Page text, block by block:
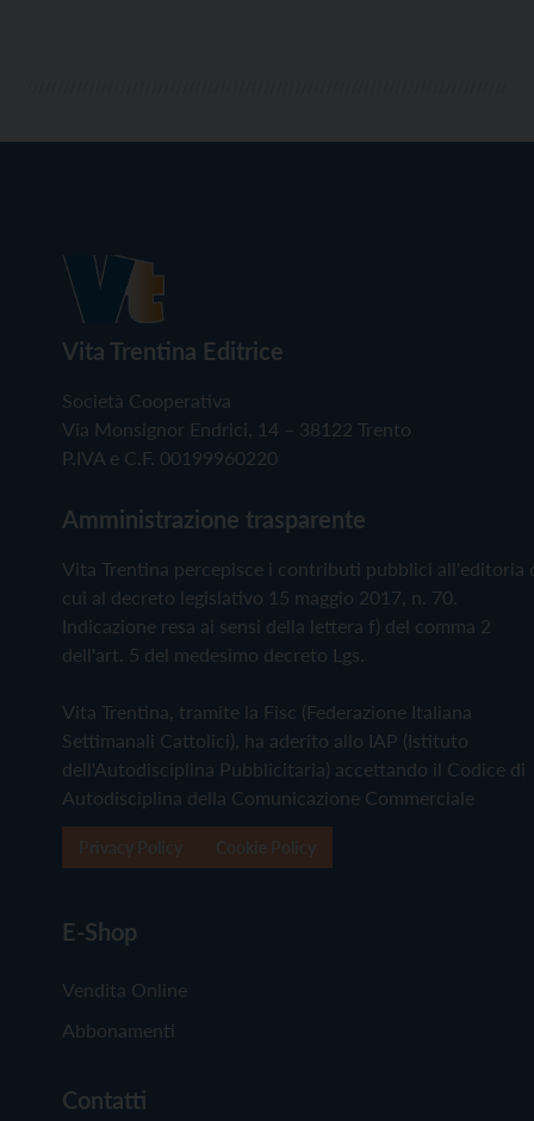
Vita Trentina Editrice
Società Cooperativa
Via Monsignor Endrici, 14 – 38122 Trento
P.IVA e C.F. 00199960220
Amministrazione trasparente
Vita Trentina percepisce i contributi pubblici all'editoria
cui al decreto legislativo 15 maggio 2017, n. 70.
Indicazione resa ai sensi della lettera f) del comma 2
dell'art. 5 del medesimo decreto Lgs.
Vita Trentina, tramite la Fisc (Federazione Italiana
Settimanali Cattolici), ha aderito allo IAP (Istituto
dell'Autodisciplina Pubblicitaria) accettando il Codice di
Autodisciplina della Comunicazione Commerciale
E-Shop
Vendita Online
Abbonamenti
Contatti